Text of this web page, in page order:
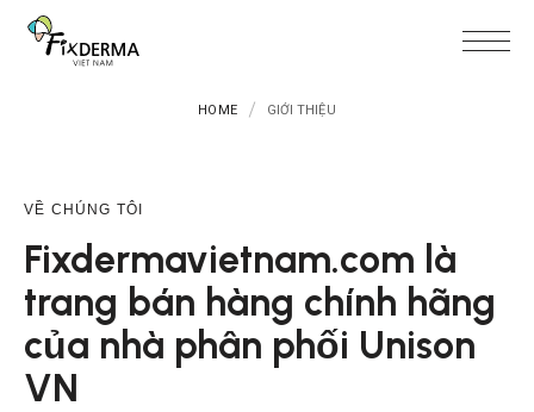
HOME GIỚI THIỆU
VỀ CHÚNG TÔI
Fixdermavietnam.com là
trang bán hàng chính hãng
của nhà phân phối Unison
VN